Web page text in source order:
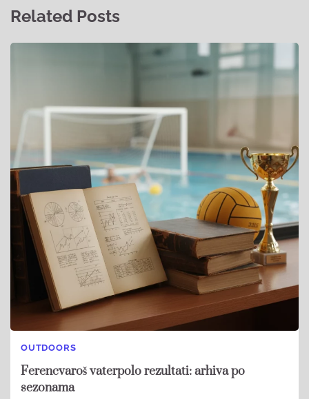
Related Posts
OUTDOORS
Ferencvaroš vaterpolo rezultati: arhiva po
sezonama